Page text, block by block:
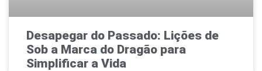
Desapegar do Passado: Lições de
Sob a Marca do Dragão para
Simplificar a Vida